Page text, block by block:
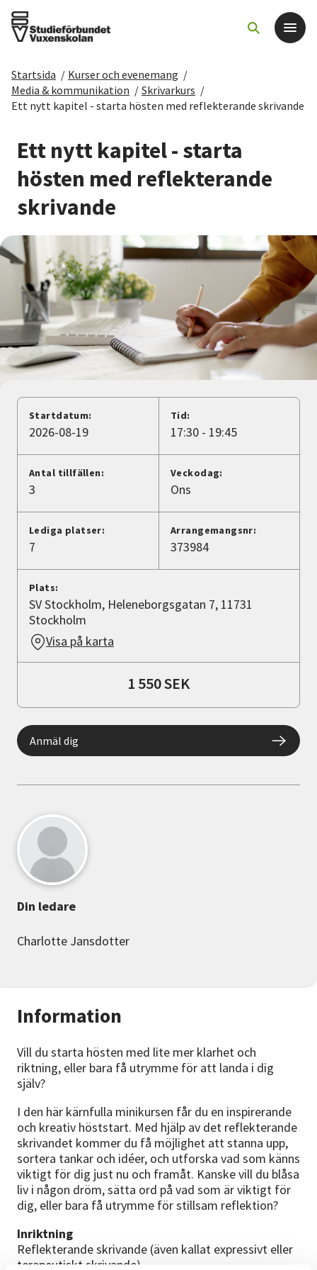
Det här gör vi
Sök kurser och evenemang
Om SV
Starta studiecirkel
Cirkelledare
Nyheter
Avdelningar
Lyssna
Startsida / Kurser och evenemang /
Media & kommunikation / Skrivarkurs /
Ett nytt kapitel - starta hösten med reflekterande skrivande
Ett nytt kapitel - starta
hösten med reflekterande
skrivande
Information
Vill du starta hösten med lite mer klarhet och
riktning, eller bara få utrymme för att landa i dig
själv?
I den här kärnfulla minikursen får du en inspirerande
och kreativ höststart. Med hjälp av det reflekterande
skrivandet kommer du få möjlighet att stanna upp,
sortera tankar och idéer, och utforska vad som känns
viktigt för dig just nu och framåt. Kanske vill du blåsa
liv i någon dröm, sätta ord på vad som är viktigt för
dig, eller bara få utrymme för stillsam reflektion?
Inriktning
Reflekterande skrivande (även kallat expressivt eller
terapeutiskt skrivande)
Startdatum:
2026-08-19
Tid:
17:30 - 19:45
Antal tillfällen:
3
Veckodag:
Ons
Lediga platser:
7
Arrangemangsnr:
373984
Plats:
SV Stockholm, Heleneborgsgatan 7, 11731
Stockholm
Visa på karta
1 550 SEK
Anmäl dig
Din ledare
Charlotte Jansdotter